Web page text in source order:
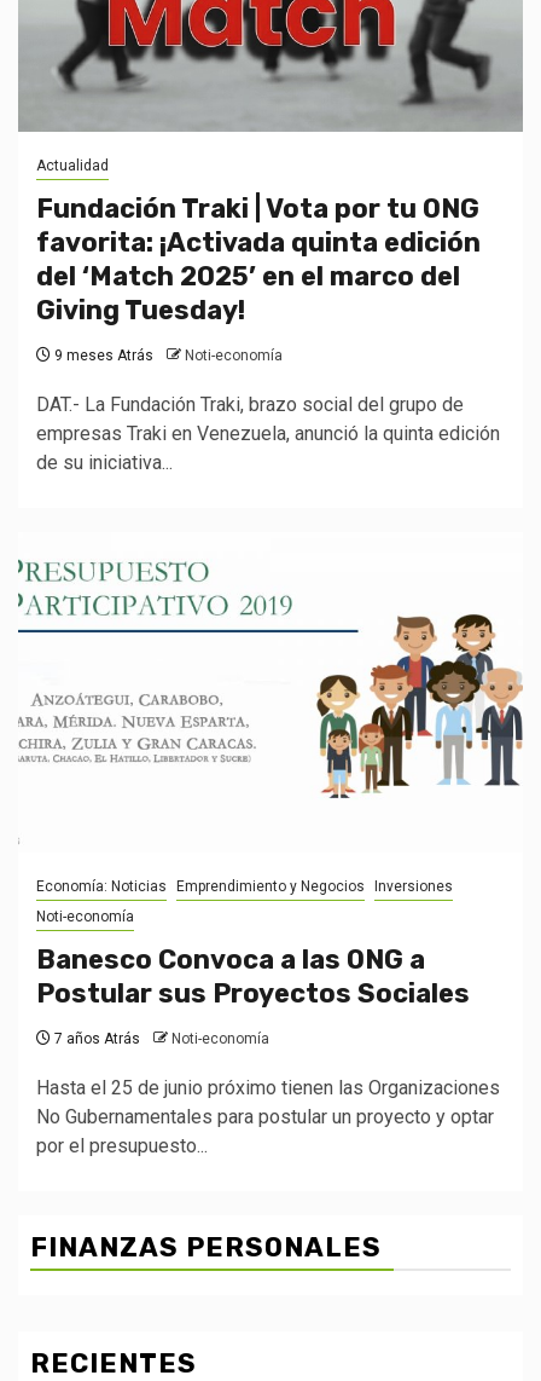
Actualidad
Fundación Traki | Vota por tu ONG
favorita: ¡Activada quinta edición
del ‘Match 2025’ en el marco del
Giving Tuesday!
9 meses Atrás Noti-economía
DAT.- La Fundación Traki, brazo social del grupo de
empresas Traki en Venezuela, anunció la quinta edición
de su iniciativa...
Economía: Noticias Emprendimiento y Negocios
Inversiones
Noti-economía
Banesco Convoca a las ONG a
Postular sus Proyectos Sociales
7 años Atrás Noti-economía
Hasta el 25 de junio próximo tienen las Organizaciones
No Gubernamentales para postular un proyecto y optar
por el presupuesto...
FINANZAS PERSONALES
RECIENTES